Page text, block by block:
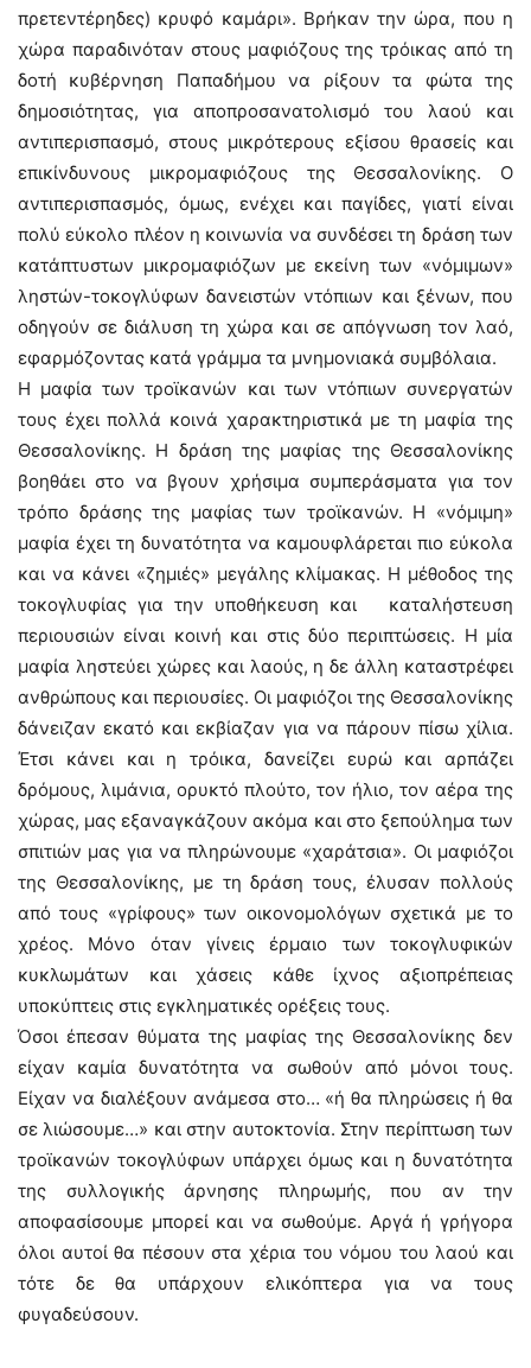
πρετεντέρηδες) κρυφό καμάρι». Βρήκαν την ώρα, που η
χώρα παραδινόταν στους μαφιόζους της τρόικας από τη
δοτή κυβέρνηση Παπαδήμου να ρίξουν τα φώτα της
δημοσιότητας, για αποπροσανατολισμό του λαού και
αντιπερισπασμό, στους μικρότερους εξίσου θρασείς και
επικίνδυνους μικρομαφιόζους της Θεσσαλονίκης. Ο
αντιπερισπασμός, όμως, ενέχει και παγίδες, γιατί είναι
πολύ εύκολο πλέον η κοινωνία να συνδέσει τη δράση των
κατάπτυστων μικρομαφιόζων με εκείνη των «νόμιμων»
ληστών-τοκογλύφων δανειστών ντόπιων και ξένων, που
οδηγούν σε διάλυση τη χώρα και σε απόγνωση τον λαό,
εφαρμόζοντας κατά γράμμα τα μνημονιακά συμβόλαια.
Η μαφία των τροϊκανών και των ντόπιων συνεργατών
τους έχει πολλά κοινά χαρακτηριστικά με τη μαφία της
Θεσσαλονίκης. Η δράση της μαφίας της Θεσσαλονίκης
βοηθάει στο να βγουν χρήσιμα συμπεράσματα για τον
τρόπο δράσης της μαφίας των τροϊκανών. Η «νόμιμη»
μαφία έχει τη δυνατότητα να καμουφλάρεται πιο εύκολα
και να κάνει «ζημιές» μεγάλης κλίμακας. Η μέθοδος της
τοκογλυφίας για την υποθήκευση και καταλήστευση
περιουσιών είναι κοινή και στις δύο περιπτώσεις. Η μία
μαφία ληστεύει χώρες και λαούς, η δε άλλη καταστρέφει
ανθρώπους και περιουσίες. Οι μαφιόζοι της Θεσσαλονίκης
δάνειζαν εκατό και εκβίαζαν για να πάρουν πίσω χίλια.
Έτσι κάνει και η τρόικα, δανείζει ευρώ και αρπάζει
δρόμους, λιμάνια, ορυκτό πλούτο, τον ήλιο, τον αέρα της
χώρας, μας εξαναγκάζουν ακόμα και στο ξεπούλημα των
σπιτιών μας για να πληρώνουμε «χαράτσια». Οι μαφιόζοι
της Θεσσαλονίκης, με τη δράση τους, έλυσαν πολλούς
από τους «γρίφους» των οικονομολόγων σχετικά με το
χρέος. Μόνο όταν γίνεις έρμαιο των τοκογλυφικών
κυκλωμάτων και χάσεις κάθε ίχνος αξιοπρέπειας
υποκύπτεις στις εγκληματικές ορέξεις τους.
Όσοι έπεσαν θύματα της μαφίας της Θεσσαλονίκης δεν
είχαν καμία δυνατότητα να σωθούν από μόνοι τους.
Είχαν να διαλέξουν ανάμεσα στο… «ή θα πληρώσεις ή θα
σε λιώσουμε…» και στην αυτοκτονία. Στην περίπτωση των
τροϊκανών τοκογλύφων υπάρχει όμως και η δυνατότητα
της συλλογικής άρνησης πληρωμής, που αν την
αποφασίσουμε μπορεί και να σωθούμε. Αργά ή γρήγορα
όλοι αυτοί θα πέσουν στα χέρια του νόμου του λαού και
τότε δε θα υπάρχουν ελικόπτερα για να τους
φυγαδεύσουν.